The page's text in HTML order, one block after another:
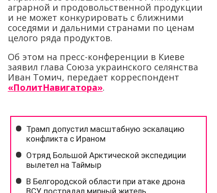
аграрной и продовольственной продукции
и не может конкурировать с ближними
соседями и дальними странами по ценам
целого ряда продуктов.
Об этом на пресс-конференции в Киеве
заявил глава Союза украинского селянства
Иван Томич, передает корреспондент
«ПолитНавигатора».